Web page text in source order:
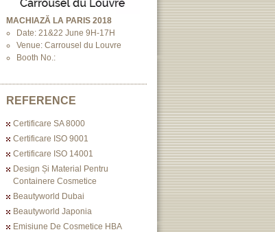
MACHIAZĂ LA PARIS 2018
Date: 21&22 June 9H-17H
Venue: Carrousel du Louvre
Booth No.:
REFERENCE
Certificare SA 8000
Certificare ISO 9001
Certificare ISO 14001
Design Și Material Pentru
Containere Cosmetice
Beautyworld Dubai
Beautyworld Japonia
Emisiune De Cosmetice HBA